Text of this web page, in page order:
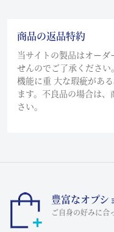
商品の返品特約
当サイトの製品はオー
せんのでご了承ください。
機能に重 大な瑕疵があ
ます。不良品の場合は
さい。
豊富なオプシ
ご自身の好みに合